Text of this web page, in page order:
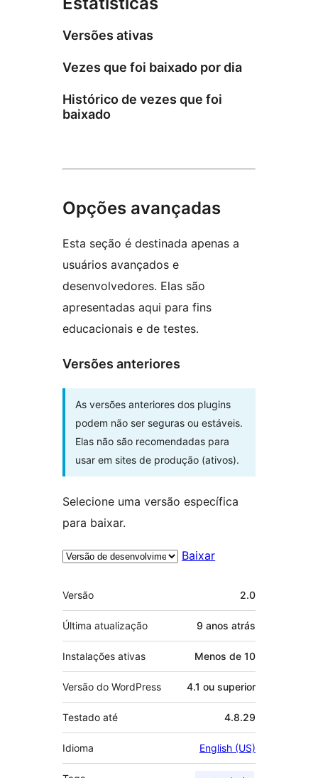
Versões ativas
Vezes que foi baixado por dia
Histórico de vezes que foi
baixado
Opções avançadas
Esta seção é destinada apenas a
usuários avançados e
desenvolvedores. Elas são
apresentadas aqui para fins
educacionais e de testes.
Versões anteriores
As versões anteriores dos plugins
podem não ser seguras ou estáveis.
Elas não são recomendadas para
usar em sites de produção (ativos).
Selecione uma versão específica
para baixar.
Baixar
Meta
Versão 2.0
Última atualização 9 anos atrás
Instalações ativas Menos de 10
Versão do WordPress 4.1 ou superior
Testado até 4.8.29
Idioma English (US)